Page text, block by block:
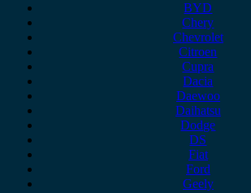
BYD
Chery
Chevrolet
Citroen
Cupra
Dacia
Daewoo
Daihatsu
Dodge
DS
Fiat
Ford
Geely